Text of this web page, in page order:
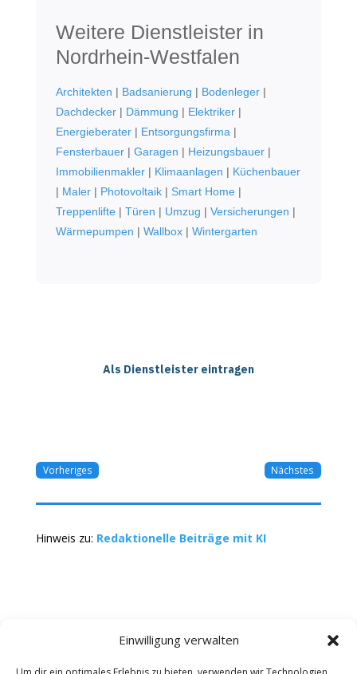
Einwilligung verwalten
Weitere Dienstleister in
Nordrhein-Westfalen
Architekten | Badsanierung | Bodenleger|
Dachdecker| Dämmung | Elektriker|
Energieberater| Entsorgungsfirma|
Fensterbauer| Garagen | Heizungsbauer|
Immobilienmakler| Klimaanlagen | Küchenbauer
| Maler| Photovoltaik| Smart Home|
Treppenlifte| Türen | Umzug | Versicherungen |
Wärmepumpen | Wallbox| Wintergarten
Als Dienstleister eintragen
Vorheriges Nächstes
Hinweis zu: Redaktionelle Beiträge mit KI